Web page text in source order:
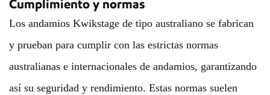
Cumplimiento y normas
Los andamios Kwikstage de tipo australiano se fabrican
y prueban para cumplir con las estrictas normas
australianas e internacionales de andamios, garantizando
así su seguridad y rendimiento. Estas normas suelen